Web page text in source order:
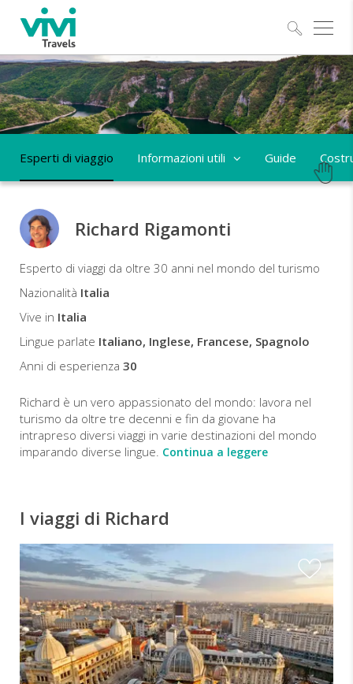
Esperti di viaggio Informazioni utili Guide
Richard Rigamonti
Richard
Esperto
di
viaggio
Esperto di viaggi da oltre 30 anni nel mondo del turismo
Nazionalità Italia
Vive in Italia
Lingue parlate Italiano, Inglese, Francese, Spagnolo
Anni di esperienza 30
Richard è un vero appassionato del mondo: lavora nel
turismo da oltre tre decenni e fin da giovane ha
intrapreso diversi viaggi in varie destinazioni del mondo
imparando diverse lingue. Continua a leggere
I viaggi di Richard